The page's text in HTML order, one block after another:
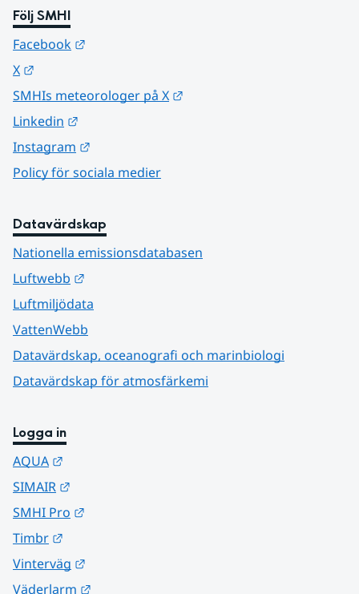
Följ SMHI
Facebook
X
SMHIs meteorologer på X
Linkedin
Instagram
Policy för sociala medier
Datavärdskap
Nationella emissionsdatabasen
Luftwebb
Luftmiljödata
VattenWebb
Datavärdskap, oceanografi och marinbiologi
Datavärdskap för atmosfärkemi
Logga in
AQUA
SIMAIR
SMHI Pro
Timbr
Vinterväg
Väderlarm